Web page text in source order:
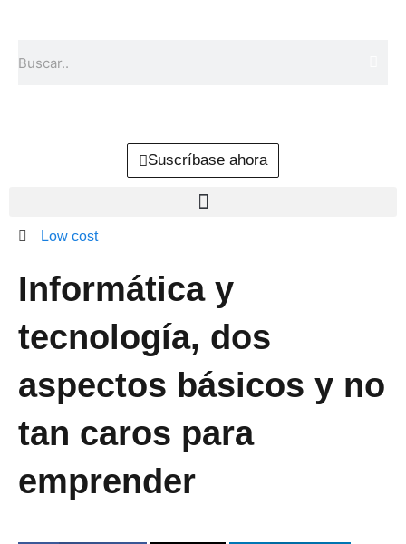
Suscríbase ahora
Low cost
Informática y
tecnología, dos
aspectos básicos y no
tan caros para
emprender